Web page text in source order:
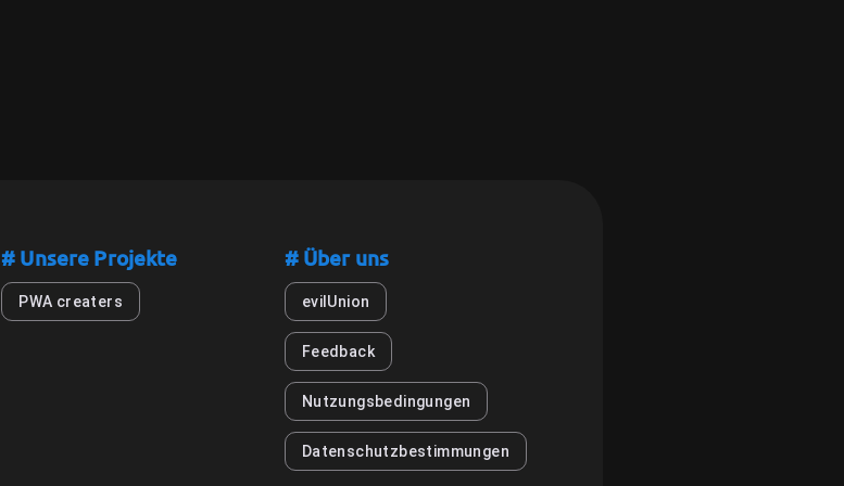
# Unsere Projekte
PWA creaters
# Über uns
evilUnion
Feedback
Nutzungsbedingungen
Datenschutzbestimmungen